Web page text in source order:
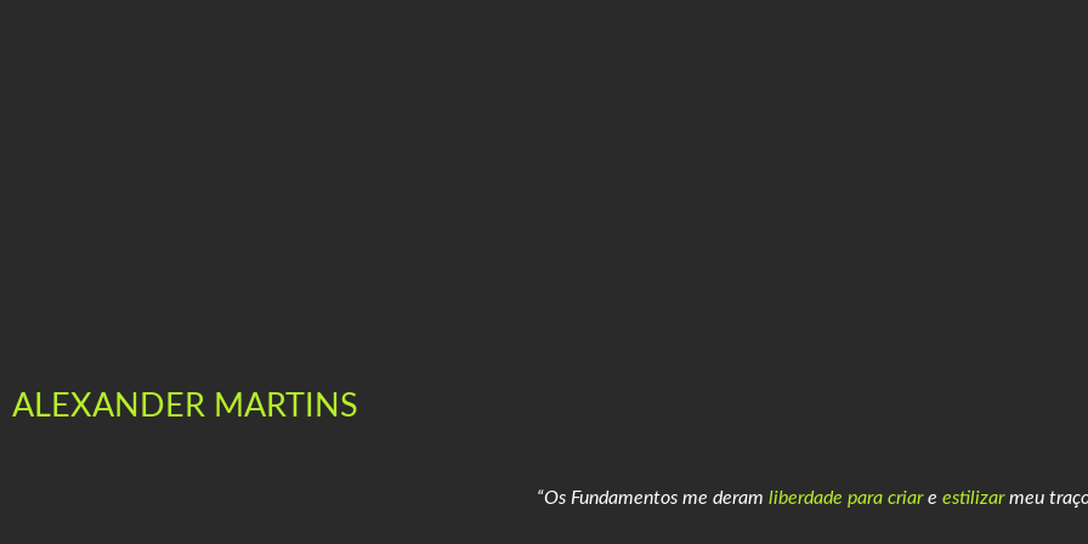
ALEXANDER MARTINS
“Os Fundamentos me deram liberdade para criare estilizarmeu traço